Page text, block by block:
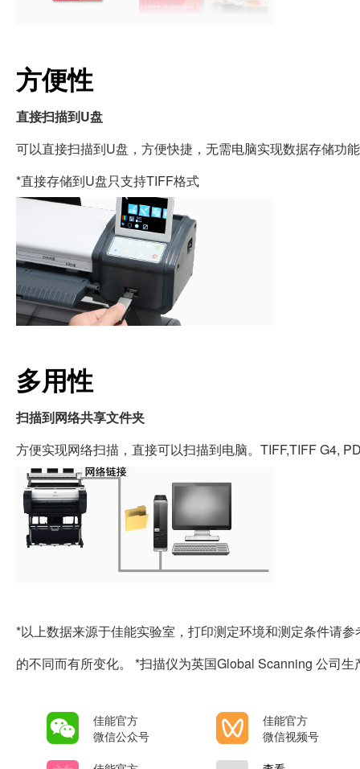
方便性
直接扫描到U盘
可以直接扫描到U盘，方便快捷，无需电脑实现数据存储功
*直接存储到U盘只支持TIFF格式
多用性
扫描到网络共享文件夹
方便实现网络扫描，直接可以扫描到电脑。TIFF,TIFF G4,
*以上数据来源于佳能实验室，打印测定环境和测定条件请
的不同而有所变化。 *扫描仪为英国Global Scanning 公司生
佳能官方
微信公众号
佳能官方
微信视频号